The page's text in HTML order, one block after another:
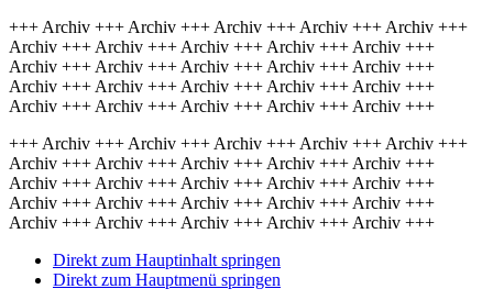
+++ Archiv +++ Archiv +++ Archiv +++ Archiv +++ Archiv +++
Archiv +++ Archiv +++ Archiv +++ Archiv +++ Archiv +++
Archiv +++ Archiv +++ Archiv +++ Archiv +++ Archiv +++
Archiv +++ Archiv +++ Archiv +++ Archiv +++ Archiv +++
Archiv +++ Archiv +++ Archiv +++ Archiv +++ Archiv +++
+++ Archiv +++ Archiv +++ Archiv +++ Archiv +++ Archiv +++
Archiv +++ Archiv +++ Archiv +++ Archiv +++ Archiv +++
Archiv +++ Archiv +++ Archiv +++ Archiv +++ Archiv +++
Archiv +++ Archiv +++ Archiv +++ Archiv +++ Archiv +++
Archiv +++ Archiv +++ Archiv +++ Archiv +++ Archiv +++
Direkt zum Hauptinhalt springen
Direkt zum Hauptmenü springen